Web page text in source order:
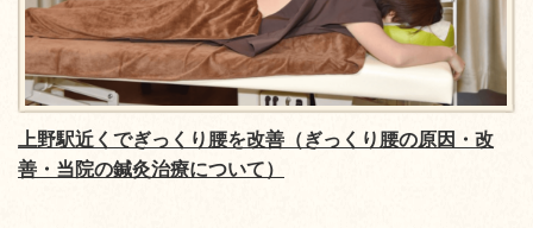
上野駅近くでぎっくり腰を改善（ぎっくり腰の原因・改
善・当院の鍼灸治療について）